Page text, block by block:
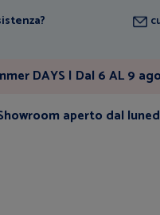
DAYS | Dal 6 AL 9
aperto dal